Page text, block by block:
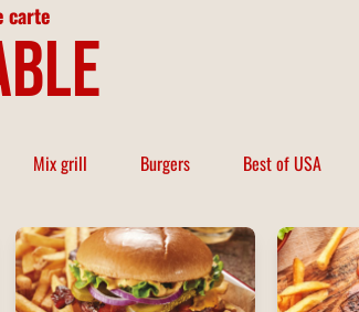
carte
Mix grill Burgers Best of USA